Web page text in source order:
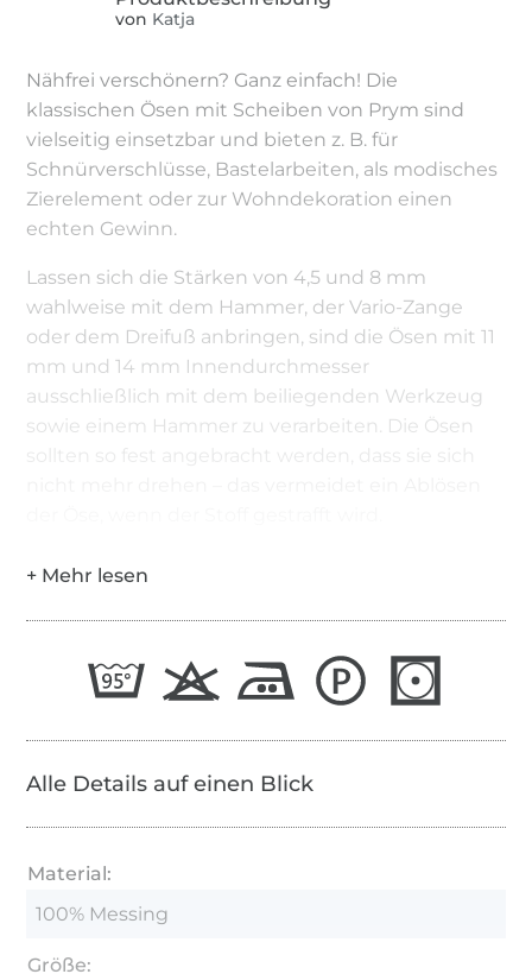
von Katja
Nähfrei verschönern? Ganz einfach! Die
klassischen Ösen mit Scheiben von Prym sind
vielseitig einsetzbar und bieten z. B. für
Schnürverschlüsse, Bastelarbeiten, als modisches
Zierelement oder zur Wohndekoration einen
echten Gewinn.
Lassen sich die Stärken von 4,5 und 8 mm
wahlweise mit dem Hammer, der Vario-Zange
oder dem Dreifuß anbringen, sind die Ösen mit 11
mm und 14 mm Innendurchmesser
ausschließlich mit dem beiliegenden Werkzeug
sowie einem Hammer zu verarbeiten. Die Ösen
Alle Details auf einen Blick
Material:
100% Messing
Größe: